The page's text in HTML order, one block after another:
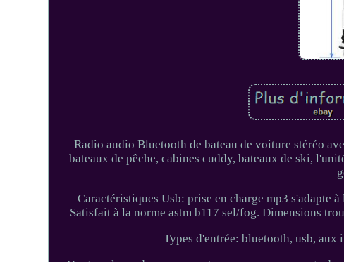
Radio audio Bluetooth de bateau de voiture stéréo
bateaux de pêche, cabines cuddy, bateaux de ski,
Caractéristiques Usb: prise en charge mp3 s'adapte
Satisfait à la norme astm b117 sel/fog. Dimensions
Types d'entrée: bluetooth, usb,